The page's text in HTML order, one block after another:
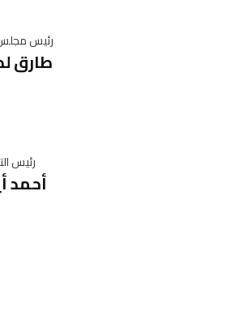
رئيس مجلس
طارق
رئيس
أحمد